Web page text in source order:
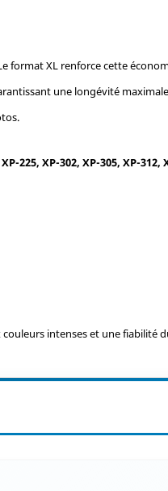
format XL renforce cette
une longévité
225, XP-302, XP-305, XP-312,
intenses et une fiabilité